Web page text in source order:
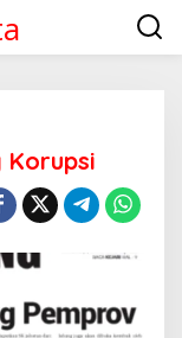
Korupsi